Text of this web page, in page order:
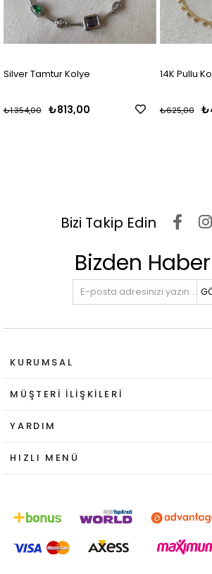
Silver Tamtur Kolye
₺813,00
₺1.354,00
14K Pullu
₺625,00
Bizi Takip Edin
Bizden
KURUMSAL
MÜŞTERI İLIŞKILERI
YARDIM
HIZLI MENÜ